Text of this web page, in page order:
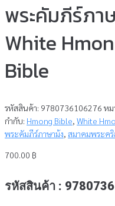
พระคัมภีร์ภา
White
Bible
รหัสสินค้า: 9780736106276 หม
กำกับ: Hmong Bible, White
พระคัมภีร์ภาษาม้ง, สมาคมพระคริ
700.00 ฿
รหัสสินค้า :